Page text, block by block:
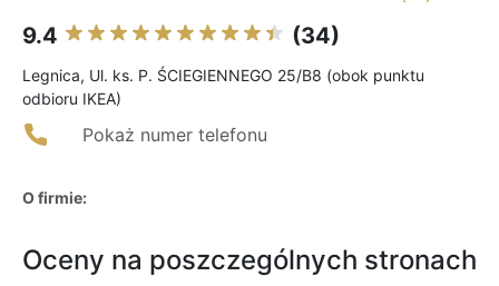
9.4 (34)
Legnica, Ul. ks. P. ŚCIEGIENNEGO 25/B8 (obok punktu
odbioru IKEA)
Pokaż numer telefonu
O firmie:
Oceny na poszczególnych stronach